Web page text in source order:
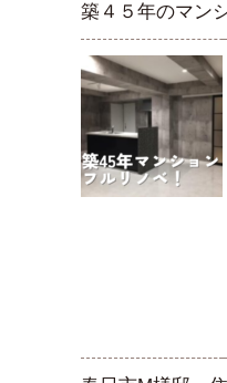
築４５年のマン